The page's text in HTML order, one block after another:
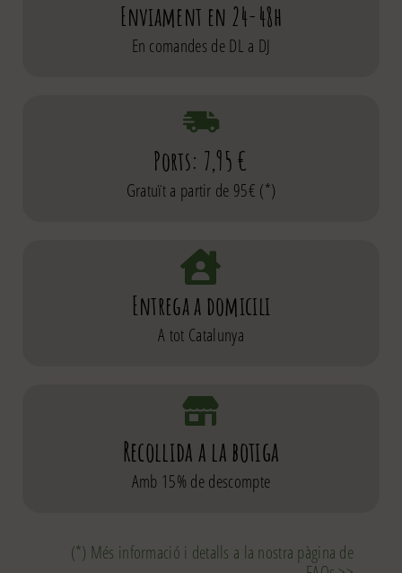
Enviament en 24-48h
En comandes de DL a DJ
Ports: 7,95 €
Gratuït a partir de 95€ (*)
Entrega a domicili
A tot Catalunya
Recollida a la botiga
Amb 15% de descompte
(*) Més informació i detalls a la nostra pàgina de